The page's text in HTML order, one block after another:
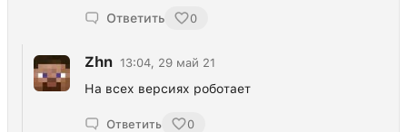
Ответить 0
Zhn 13:04, 29 май 21
На всех версиях роботает
Ответить 0